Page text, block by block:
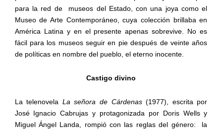
para la red de
museos del Estado, con una joya como el
Museo de Arte Contemporáneo, cuya colección brillaba en
América Latina y en el presente apenas sobrevive. No es
fácil para los museos seguir en pie después de veinte años
de políticas en nombre del pueblo, el eterno inocente.
Castigo divino
La telenovela La señora de Cárdenas(1977), escrita por
José Ignacio Cabrujas y protagonizada por Doris Wells y
Miguel Ángel Landa, rompió con las reglas del género:
la